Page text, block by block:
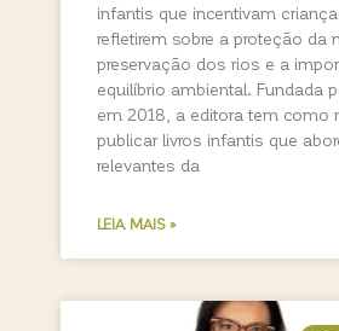
infantis que incentivam
refletirem sobre a proteção da
preservação dos rios e a
equilíbrio ambiental. Fundada
em 2018, a editora tem como
publicar livros infantis que
relevantes da
LEIA MAIS »